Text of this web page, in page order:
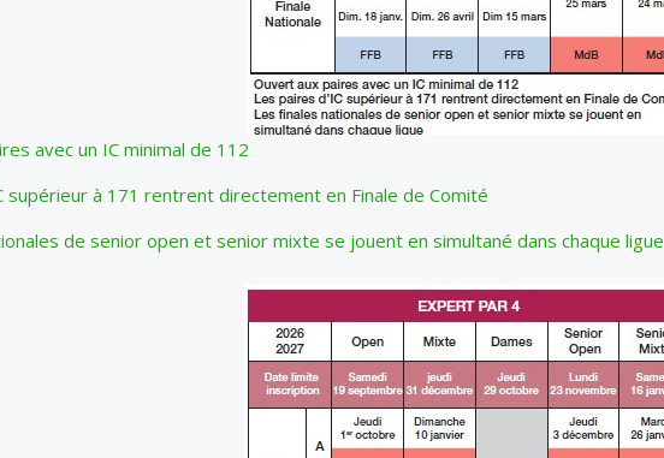
avec un IC minimal de 112
supérieur à 171 rentrent directement en Finale de Comité
de senior open et senior mixte se jouent en simultané dans chaque ligue